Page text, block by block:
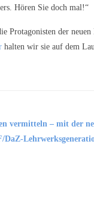
Hören Sie doch mal!“
Protagonisten der
halten wir sie auf dem
vermitteln – mit der
DaZ-